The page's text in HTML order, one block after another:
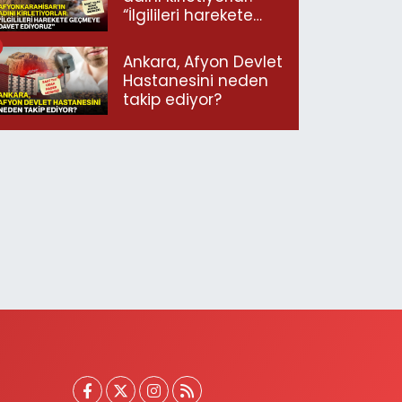
“İlgilileri harekete
ediyoruz”
Ankara, Afyon Devlet
Hastanesini neden
takip ediyor?